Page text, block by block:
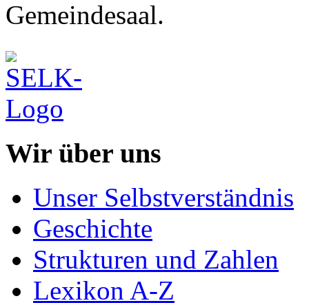
Gemeindesaal.
Wir über uns
Unser Selbstverständnis
Geschichte
Strukturen und Zahlen
Lexikon A-Z